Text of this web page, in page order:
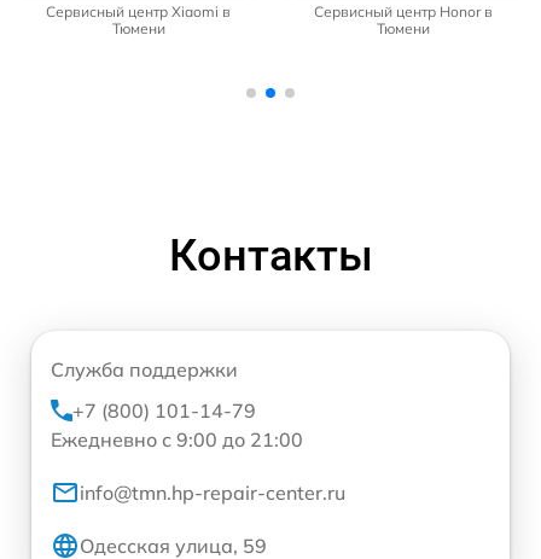
Сервисный центр Xiaomi в
Тюмени
Сервисный центр Honor в
Тюмени
Контакты
Служба поддержки
+7 (800) 101-14-79
Ежедневно с 9:00 до 21:00
info@tmn.hp-repair-center.ru
Одесская улица, 59